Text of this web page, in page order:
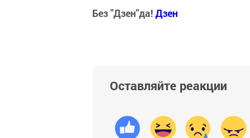
Без "Дзен"да!Дзен
Оставляйте реакции